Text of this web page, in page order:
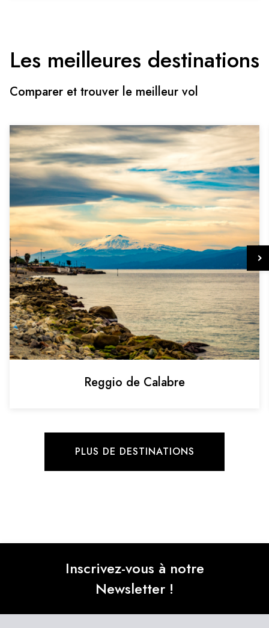
Les meilleures destinations
Comparer et trouver le meilleur vol
Reggio de Calabre
PLUS DE DESTINATIONS
Inscrivez-vous à notre
Newsletter !